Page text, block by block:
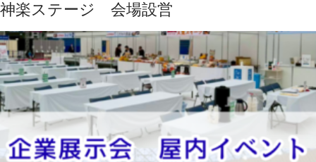
神楽ステージ 会場設営